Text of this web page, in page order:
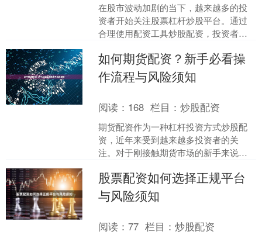
在股市波动加剧的当下，越来越多的投
资者开始关注股票杠杆炒股平台。通过
合理使用配资工具炒股配资，投资者可
从而放大收益。然而，市场....
如何期货配资？新手必看操
作流程与风险须知
阅读： 168 栏目：炒股配资
期货配资作为一种杠杆投资方式炒股配
资，近年来受到越来越多投资者的关
注。对于刚接触期货市场的新手来说，
程以及充分认识风险，是进入....
股票配资如何选择正规平台
与风险须知
阅读：77 栏目：炒股配资